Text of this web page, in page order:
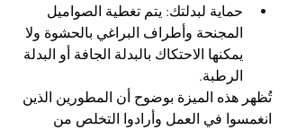
حماية لبدلتك: يتم تغطية الصواميل
المجنحة وأطراف البراغي بالحشوة ولا
يمكنها الاحتكاك بالبدلة الجافة أو البدلة
الرطبة.
تُظهر هذه الميزة بوضوح أن المطورين الذين
انغمسوا في العمل وأرادوا التخلص من